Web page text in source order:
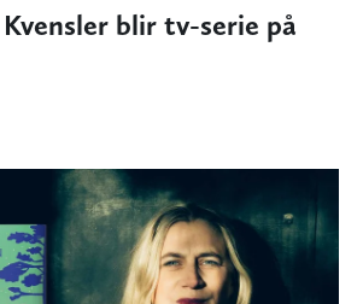
blir tv-serie på